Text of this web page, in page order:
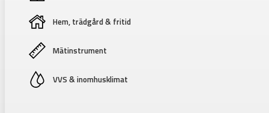
Hem, trädgård & fritid
Mätinstrument
VVS & inomhusklimat